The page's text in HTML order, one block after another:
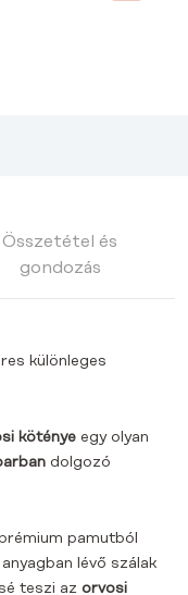
Összetétel és
gondozás
különleges
köténye egy olyan
dolgozó
pamutból
lévő szálak
teszi az orvosi